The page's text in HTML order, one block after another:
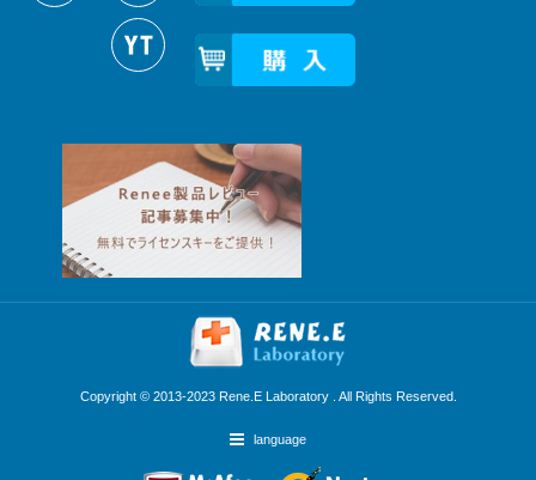
Copyright © 2013-2023 Rene.E Laboratory . All Rights Reserved.
language